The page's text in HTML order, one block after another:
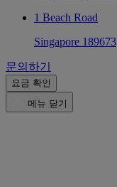
1 Beach Road
Singapore 189673
문의하기
요금 확인
메뉴 닫기